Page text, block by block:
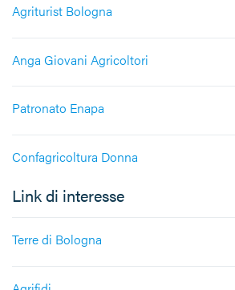
Agriturist Bologna
Anga Giovani Agricoltori
Patronato Enapa
Confagricoltura Donna
Link di interesse
Terre di Bologna